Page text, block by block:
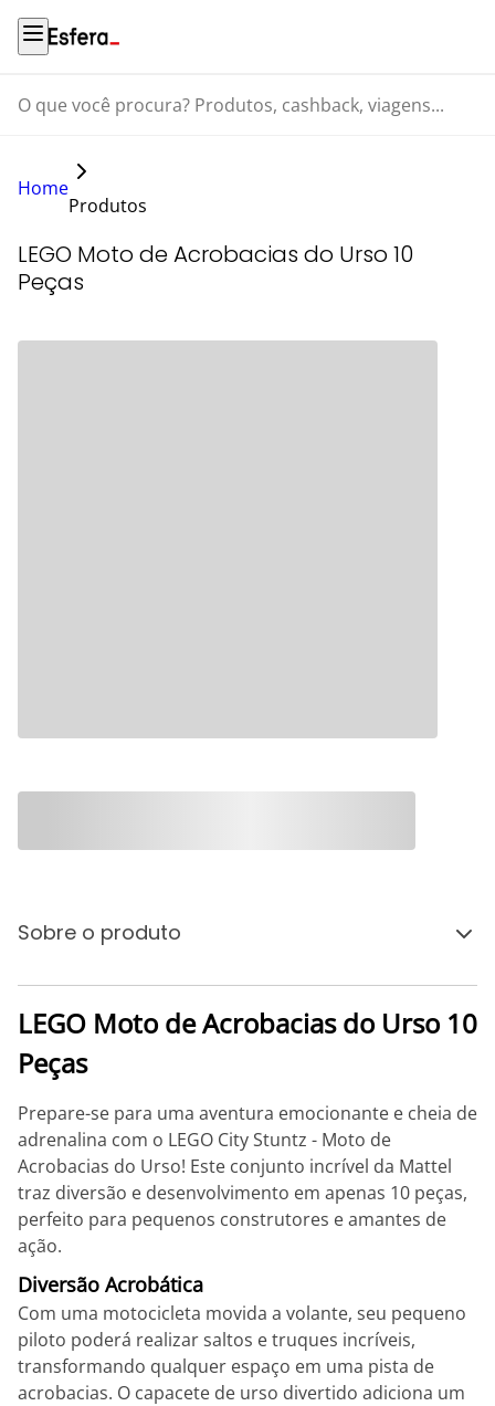
O que você procura? Produtos, cashback, viagens...
Home
Produtos
LEGO Moto de Acrobacias do Urso 10
Peças
Sobre o produto
LEGO Moto de Acrobacias do Urso 10
Peças
Prepare-se para uma aventura emocionante e cheia de
adrenalina com o LEGO City Stuntz - Moto de
Acrobacias do Urso! Este conjunto incrível da Mattel
traz diversão e desenvolvimento em apenas 10 peças,
perfeito para pequenos construtores e amantes de
ação.
Diversão Acrobática
Com uma motocicleta movida a volante, seu pequeno
piloto poderá realizar saltos e truques incríveis,
transformando qualquer espaço em uma pista de
acrobacias. O capacete de urso divertido adiciona um